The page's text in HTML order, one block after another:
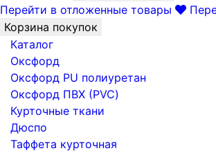
Перейти в отложенные товары
Корзина покупок
Каталог
Оксфорд
Оксфорд PU полиуретан
Оксфорд ПВХ (PVC)
Курточные ткани
Дюспо
Таффета курточная